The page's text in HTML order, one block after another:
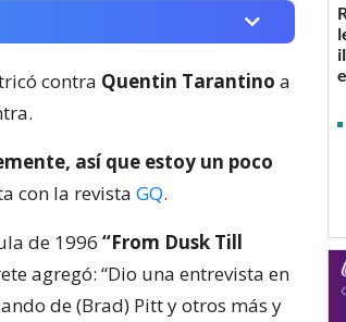
contra Quentin Tarantino a
así que estoy un poco
con la revista GQ.
de 1996 “From Dusk Till
agregó: “Dio una entrevista en
de (Brad) Pitt y otros más y